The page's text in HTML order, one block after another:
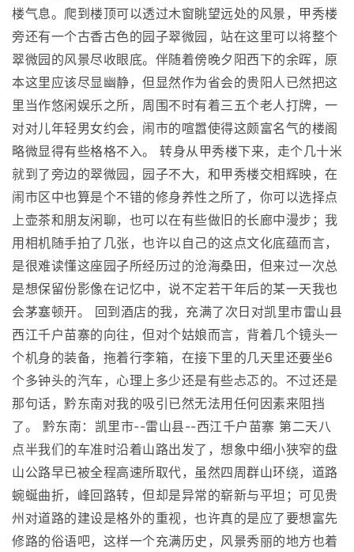
楼气息。爬到楼顶可以透过木窗眺望远处的风景，甲秀楼
旁还有一个古香古色的园子翠微园，站在这里可以将整个
翠微园的风景尽收眼底。伴随着傍晚夕阳西下的余晖，原
本这里应该尽显幽静，但显然作为省会的贵阳人已然把这
里当作悠闲娱乐之所，周围不时有着三五个老人打牌，一
对对儿年轻男女约会，闹市的喧嚣使得这颇富名气的楼阁
略微显得有些格格不入。 转身从甲秀楼下来，走个几十米
就到了旁边的翠微园，园子不大，和甲秀楼交相辉映，在
闹市区中也算是个不错的修身养性之所了，你可以选择点
上壶茶和朋友闲聊，也可以在有些做旧的长廊中漫步；我
用相机随手拍了几张，也许以自己的这点文化底蕴而言，
是很难读懂这座园子所经历过的沧海桑田，但来过一次总
是想保留份影像在记忆中，说不定若干年后的某一天我也
会茅塞顿开。 回到酒店的我，充满了次日对凯里市雷山县
西江千户苗寨的向往，但对个姑娘而言，背着几个镜头一
个机身的装备，拖着行李箱，在接下里的几天里还要坐6
个多钟头的汽车，心理上多少还是有些忐忑的。不过还是
那句话，黔东南对我的吸引已然无法用任何因素来阻挡
了。 黔东南：凯里市--雷山县--西江千户苗寨 第二天八
点半我们的车准时沿着山路出发了，想象中细小狭窄的盘
山公路早已被全程高速所取代，虽然四周群山环绕，道路
蜿蜒曲折，峰回路转，但却是异常的崭新与平坦；可见贵
州对道路的建设是格外的重视，也许真的是应了要想富先
修路的俗语吧，这样一个充满历史，风景秀丽的地方也着